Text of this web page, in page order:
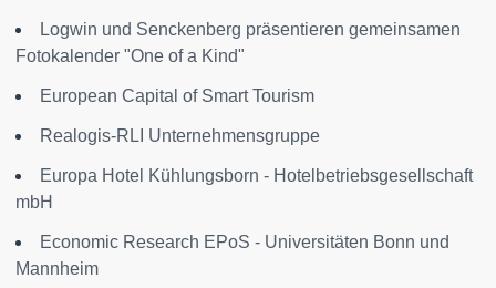
Logwin und Senckenberg präsentieren gemeinsamen
Fotokalender "One of a Kind"
European Capital of Smart Tourism
Realogis-RLI Unternehmensgruppe
Europa Hotel Kühlungsborn - Hotelbetriebsgesellschaft
mbH
Economic Research EPoS - Universitäten Bonn und
Mannheim